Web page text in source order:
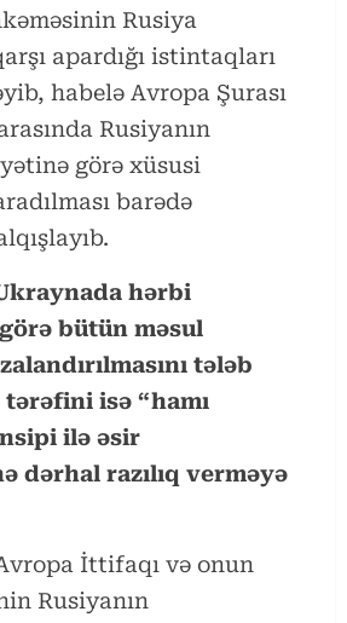
Rusiya
apardığı istintaqları
habelə Avropa Şurası
Rusiyanın
görə xüsusi
barədə
hərbi
bütün məsul
tələb
isə “hamı
ilə əsir
dərhal razılıq verməyə
İttifaqı və onun
Rusiyanın